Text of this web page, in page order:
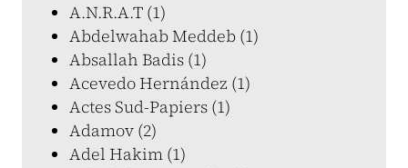
A.N.R.A.T (1)
Abdelwahab Meddeb (1)
Absallah Badis (1)
Acevedo Hernández (1)
Actes Sud-Papiers (1)
Adamov (2)
Adel Hakim (1)